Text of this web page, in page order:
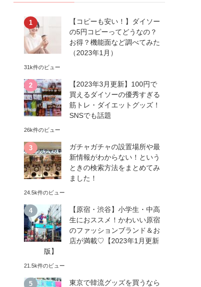
【コピーも安い！】ダイソー
の5円コピーってどうなの？
お得？機能面など調べてみた
（2023年1月）
31k件のビュー
【2023年3月更新】100円で
買えるダイソーの優秀すぎる
筋トレ・ダイエットグッズ！
SNSでも話題
26k件のビュー
ガチャガチャの設置場所や最
新情報がわからない！という
ときの検索方法をまとめてみ
ました！
24.5k件のビュー
【原宿・渋谷】小学生・中高
生におススメ！かわいい原宿
のファッションブランド＆お
店が満載♡【2023年1月更新
版】
21.5k件のビュー
東京で韓流グッズを買うなら